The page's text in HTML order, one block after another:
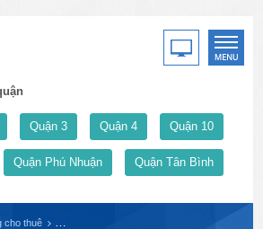
Quận 3 Quận 4 Quận 10
Quận Phú Nhuận Quận Tân Bình
cho thuê